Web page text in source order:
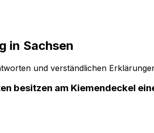
in Sachsen
und verständlichen
besitzen am Kiemendeckel